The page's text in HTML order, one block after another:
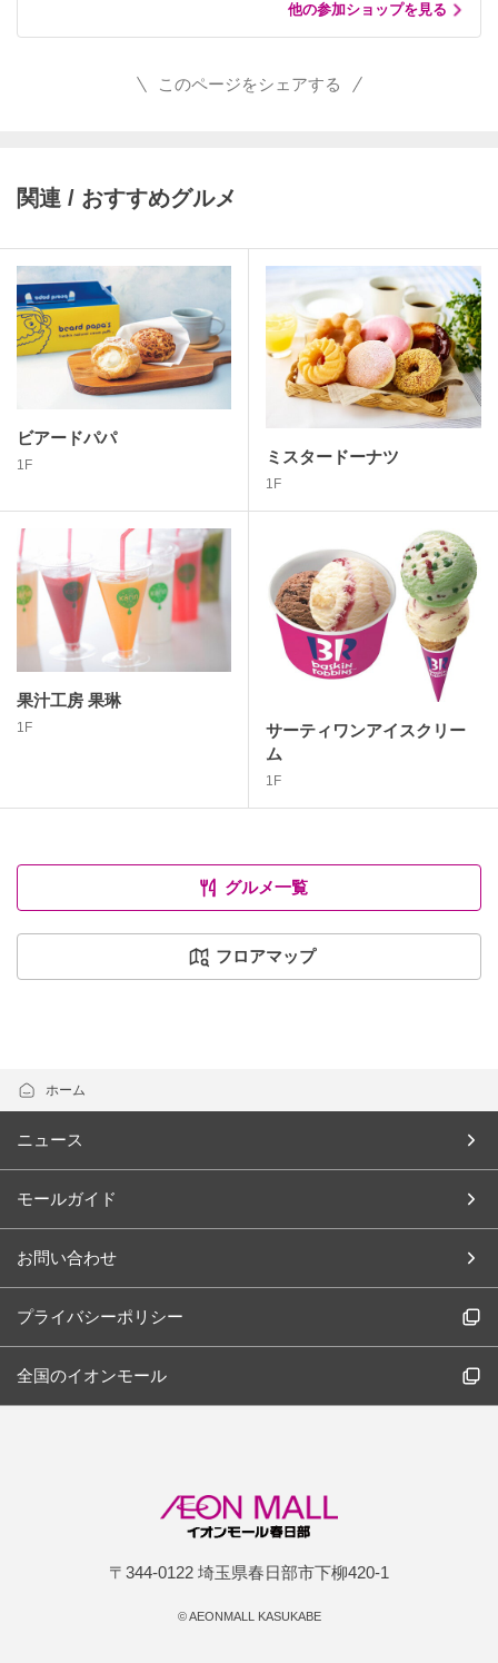
他の参加ショップを見る
このページをシェアする
関連 / おすすめグルメ
ビアードパパ
1F ミスタードーナツ
1F
果汁工房 果琳
1F
サーティワンアイスクリー
ム
1F
グルメ一覧
フロアマップ
ホーム
ニュース
モールガイド
お問い合わせ
プライバシーポリシー
全国のイオンモール
〒344-0122 埼玉県春日部市下柳420-1
©AEONMALL KASUKABE